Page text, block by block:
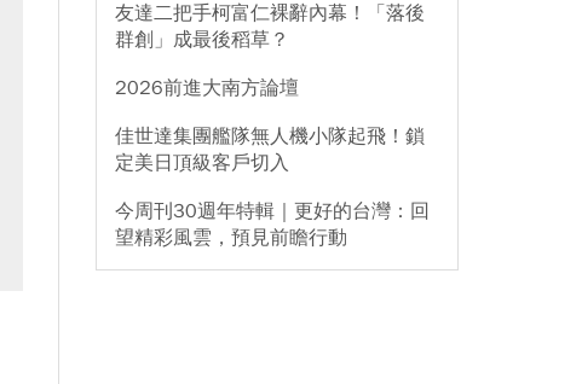
友達二把手柯富仁裸辭內幕！「落後
群創」成最後稻草？
2026前進大南方論壇
佳世達集團艦隊無人機小隊起飛！鎖
定美日頂級客戶切入
今周刊30週年特輯｜更好的台灣：回
望精彩風雲，預見前瞻行動